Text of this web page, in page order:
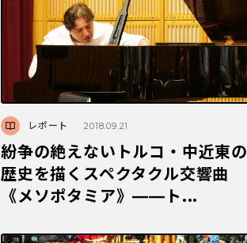
レポート 2018.09.21
紛争の絶えないトルコ・中近東の
歴史を描くスペクタクル交響曲
《メソポタミア》――ト...